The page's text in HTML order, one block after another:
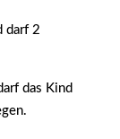
darf 2
das Kind